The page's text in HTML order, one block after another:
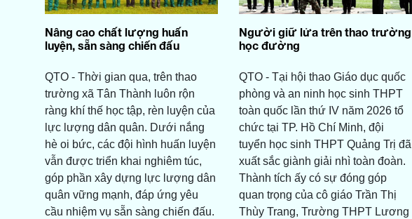
Nâng cao chất lượng huấn
luyện, sẵn sàng chiến đấu
QTO - Thời gian qua, trên thao
trường xã Tân Thành luôn rộn
ràng khí thế học tập, rèn luyện của
lực lượng dân quân. Dưới nắng
hè oi bức, các đội hình huấn luyện
vẫn được triển khai nghiêm túc,
góp phần xây dựng lực lượng dân
quân vững mạnh, đáp ứng yêu
cầu nhiệm vụ sẵn sàng chiến đấu.
Người giữ lửa trên thao trường
học đường
QTO - Tại hội thao Giáo dục quốc
phòng và an ninh học sinh THPT
toàn quốc lần thứ IV năm 2026 tổ
chức tại TP. Hồ Chí Minh, đội
tuyển học sinh THPT Quảng Trị đã
xuất sắc giành giải nhì toàn đoàn.
Thành tích ấy có sự đóng góp
quan trọng của cô giáo Trần Thị
Thùy Trang, Trường THPT Lương